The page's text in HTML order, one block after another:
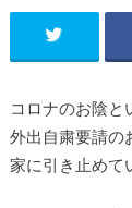
コロナのお陰と
外出自粛要請の
家に引き止めて